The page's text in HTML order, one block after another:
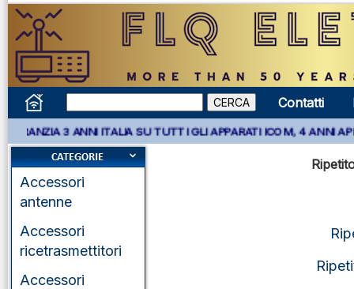
Contatti
*** GARANZIA 3 ANNI ITALIA SU TUTTI GLI APPARATI ICOM, 4
Accessori
antenne
Accessori
ricetrasmettitori
Accessori